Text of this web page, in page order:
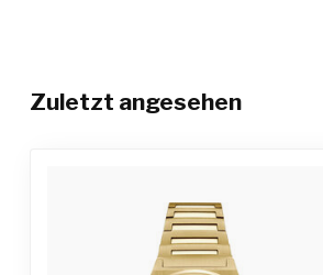
Zuletzt angesehen